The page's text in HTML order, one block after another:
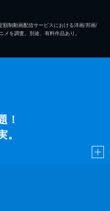
制動画配信サービスにおける洋画/邦画/
を調査。別途、有料作品あり。
！